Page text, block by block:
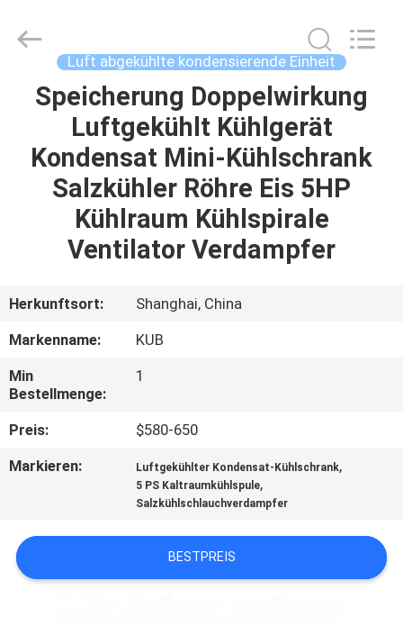
HAUS
PRODUKTE
SHOW
ÜBER
UNS
FABRIK-
AUSFLUG
QUALITÄTSKONTROLLE
TRETEN
SIE
Reserved.
Luft abgekühlte kondensierende Einheit
Speicherung Doppelwirkung
Luftgekühlt Kühlgerät
Kondensat Mini-Kühlschrank
Salzkühler Röhre Eis 5HP
Kühlraum Kühlspirale
Ventilator Verdampfer
Herkunftsort:
Shanghai, China
Markenname:
KUB
Min
Bestellmenge:
1
Preis:
$580-650
Markieren:
Luftgekühlter Kondensat-Kühlschrank,
5 PS Kaltraumkühlspule,
Salzkühlschlauchverdampfer
BESTPREIS